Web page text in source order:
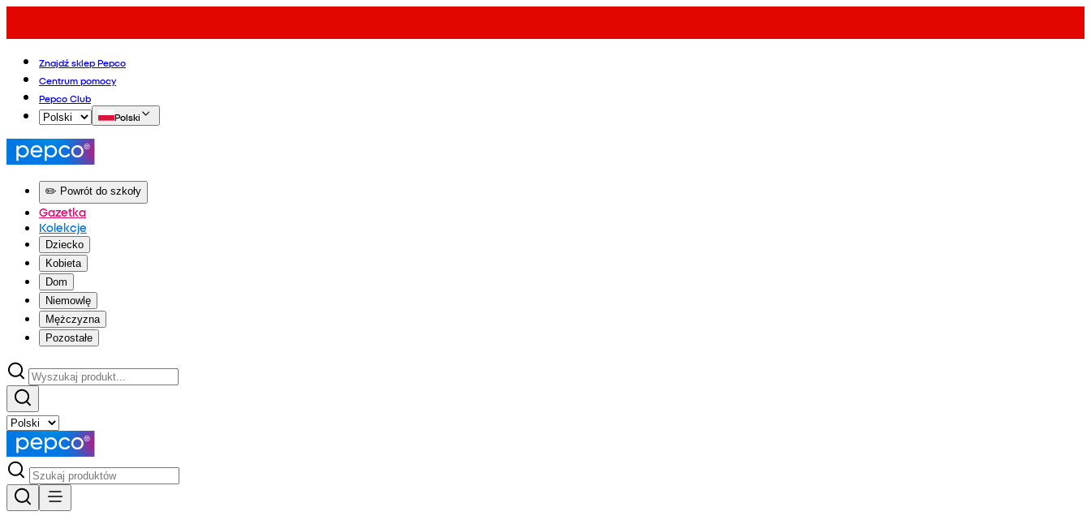
Znajdź sklep Pepco
Centrum pomocy
Pepco Club
Polski
✏️ Powrót do szkoły
Gazetka
Kolekcje
Dziecko
Kobieta
Dom
Niemowlę
Mężczyzna
Pozostałe